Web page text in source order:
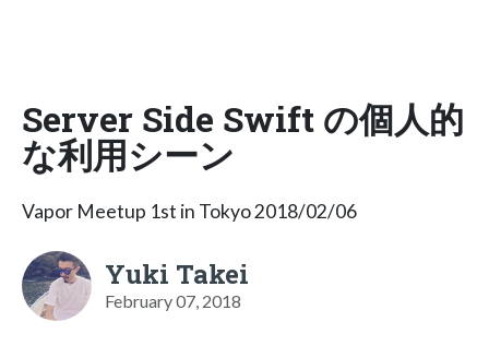
Server Side Swift の個人的
な利用シーン
Vapor Meetup 1st in Tokyo 2018/02/06
Yuki Takei
February 07, 2018